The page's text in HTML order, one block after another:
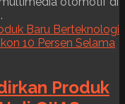
Produk